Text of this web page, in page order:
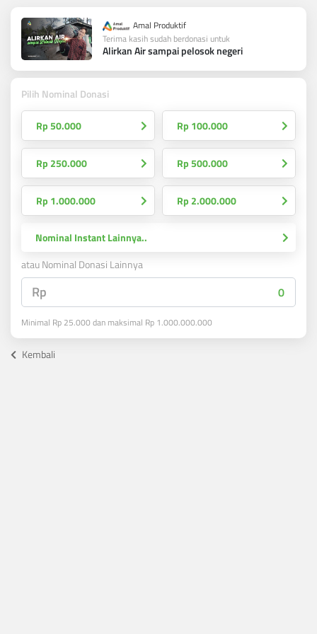
Amal Produktif
Terima kasih sudah berdonasi untuk
Alirkan Air sampai pelosok negeri
Pilih Nominal Donasi
Rp 50.000 Rp 100.000
Rp 250.000 Rp 500.000
Rp 1.000.000 Rp 2.000.000
Nominal Instant Lainnya..
atau Nominal Donasi Lainnya
Rp
Minimal Rp 25.000 dan maksimal Rp 1.000.000.000
Kembali